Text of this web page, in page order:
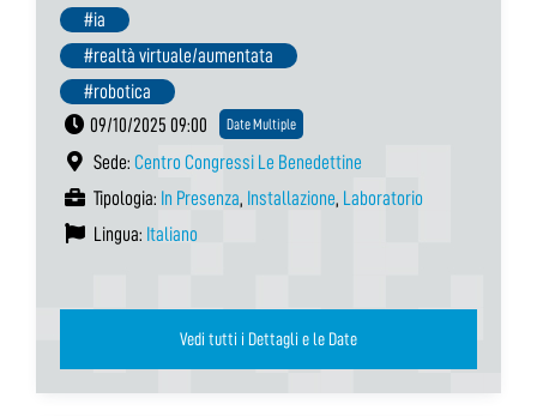
#ia
#realtà virtuale/aumentata
#robotica
09/10/2025 09:00
Date Multiple
Sede: Centro Congressi Le Benedettine
Tipologia: In Presenza, Installazione, Laboratorio
Lingua: Italiano
Vedi tutti i Dettagli e le Date